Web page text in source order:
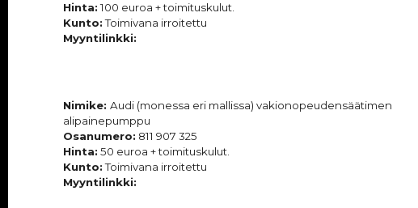
Hinta:100 euroa + toimituskulut.
Kunto:Toimivana irroitettu
Myyntilinkki:
Nimike:Audi (monessa eri mallissa) vakionopeudensäätimen
alipainepumppu
Osanumero: 811 907 325
Hinta: 50 euroa + toimituskulut.
Kunto:Toimivana irroitettu
Myyntilinkki: